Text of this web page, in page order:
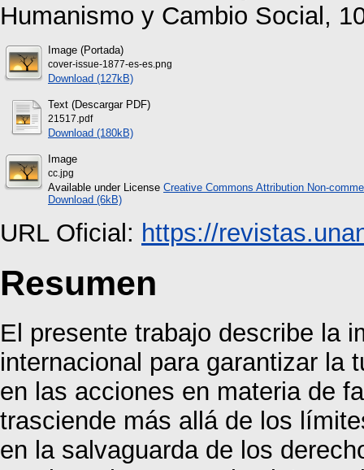
Humanismo y Cambio Social,
Image (Portada)
cover-issue-1877-es-es.png
Download (127kB)
Text (Descargar PDF)
21517.pdf
Download (180kB)
Image
cc.jpg
Available under License Creative Commons Attribution Non-
Download (6kB)
URL Oficial: https://
Resumen
El presente trabajo describe la
internacional para garantizar la
en las acciones en materia de
trasciende más allá de los
en la salvaguarda de los